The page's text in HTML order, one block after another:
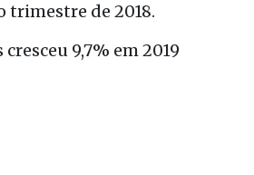
trimestre de 2018.
9,7% em 2019